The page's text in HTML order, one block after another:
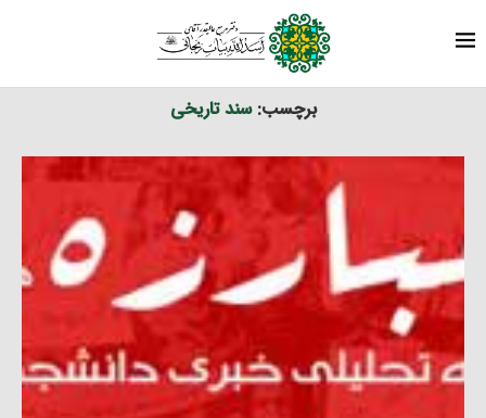
نوشته های برچسب شده با "سند تاریخی"
برچسب:سند تاریخی